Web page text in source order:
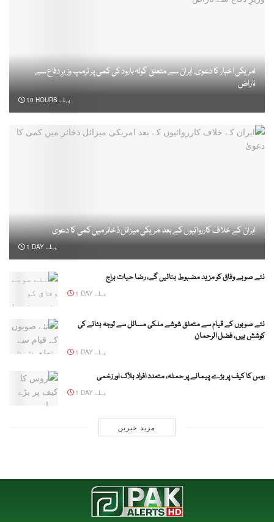
امریکی اخبار کا دعویٰ، ایران سے متعلق گولہ بارود کی کمی پر ٹرمپ وزیرِ دفاع سے
ناراض
10 HOURS پہلے
ایران کے خلاف کارروائیوں کے بعد امریکی میزائل ذخائر میں کمی کا دعویٰ
1 DAY پہلے
نئے صوبے وفاق کو مزید مضبوط بنائیں گے، رضا حیات ہراج
1 DAY پہلے
نئے صوبوں کے قیام سے متعلق شوشے ملکی مسائل سے توجہ ہٹانے کی
کوشش ہیں، فضل الرحمان
1 DAY پہلے
روس کا کیف پر بڑے پیمانے پر حملہ، متعدد افراد ہلاک اور زخمی
1 DAY پہلے
مزید خبریں